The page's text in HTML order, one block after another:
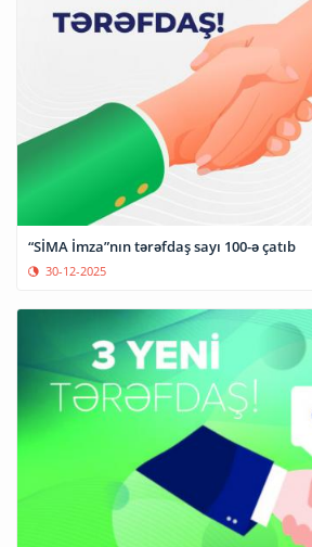
“SİMA İmza”nın tərəfdaş sayı 100-ə çatıb
30-12-2025